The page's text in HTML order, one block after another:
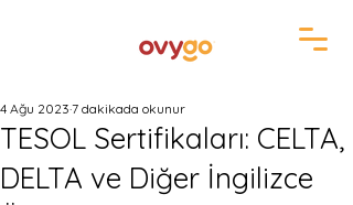
TESOL Sertifikaları: CELTA,
DELTA ve Diğer İngilizce
4 Ağu 2023 7 dakikada okunur